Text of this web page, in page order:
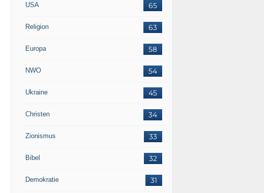
65
USA
63
Religion
58
Europa
54
NWO
45
Ukraine
34
Christen
33
Zionismus
32
Bibel
31
Demokratie